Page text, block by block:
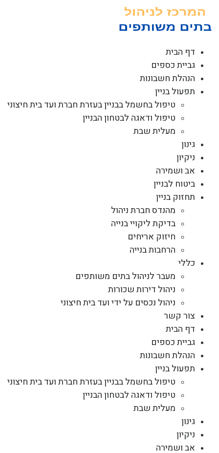
דף הבית
גביית כספים
הנהלת חשבונות
תפעול בניין
טיפול בחשמל בבניין בעזרת חברת ועד בית חיצוני
טיפול ודאגה לבטחון הבניין
מעלית שבת
גינון
ניקיון
אב ושמירה
ביטוח לבניין
תחזוק בניין
מהנדס חברת ניהול
בדיקת ליקויי בנייה
חיזוק אריחים
הרחבות בנייה
כללי
מעבר לניהול בתים משותפים
ניהול דירות שכורות
ניהול נכסים על ידי ועד בית חיצוני
צור קשר
דף הבית
גביית כספים
הנהלת חשבונות
תפעול בניין
טיפול בחשמל בבניין בעזרת חברת ועד בית חיצוני
טיפול ודאגה לבטחון הבניין
מעלית שבת
גינון
ניקיון
אב ושמירה